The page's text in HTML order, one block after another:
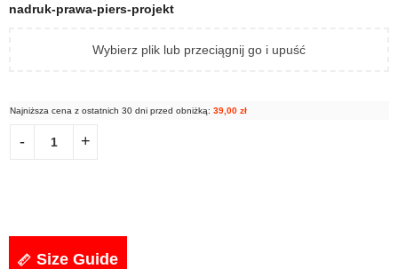
nadruk-prawa-piers-projekt
Wybierz plik lub przeciągnij go i upuść
Najniższa cena z ostatnich 30 dni przed obniżką: 39,00 zł
Size Guide